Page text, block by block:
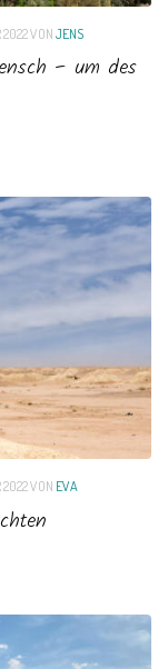
2022VONJENS
– um des
2022VON EVA